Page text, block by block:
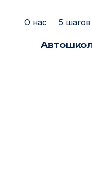
О нас 5 шагов